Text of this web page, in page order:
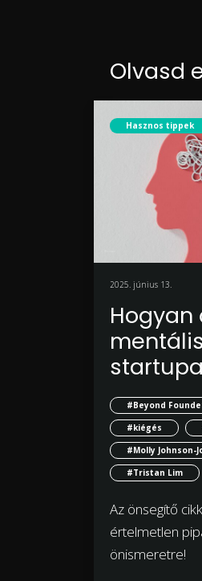
Olvasd
Hasznos tippek
2025. június 13.
Hogyan
#Beyond
#kiégés
#Molly Johnson-
#Tristan Lim
Az önsegítő
értelmetlen
önismeretre!